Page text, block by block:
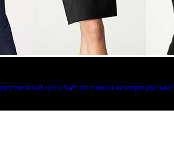
ценз бьёт по самым незащищённым?